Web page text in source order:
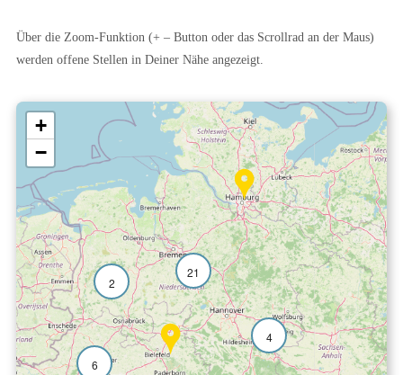
Über die Zoom-Funktion (+ – Button oder das Scrollrad an der Maus)
werden offene Stellen in Deiner Nähe angezeigt.
2
6
4
21
+
−